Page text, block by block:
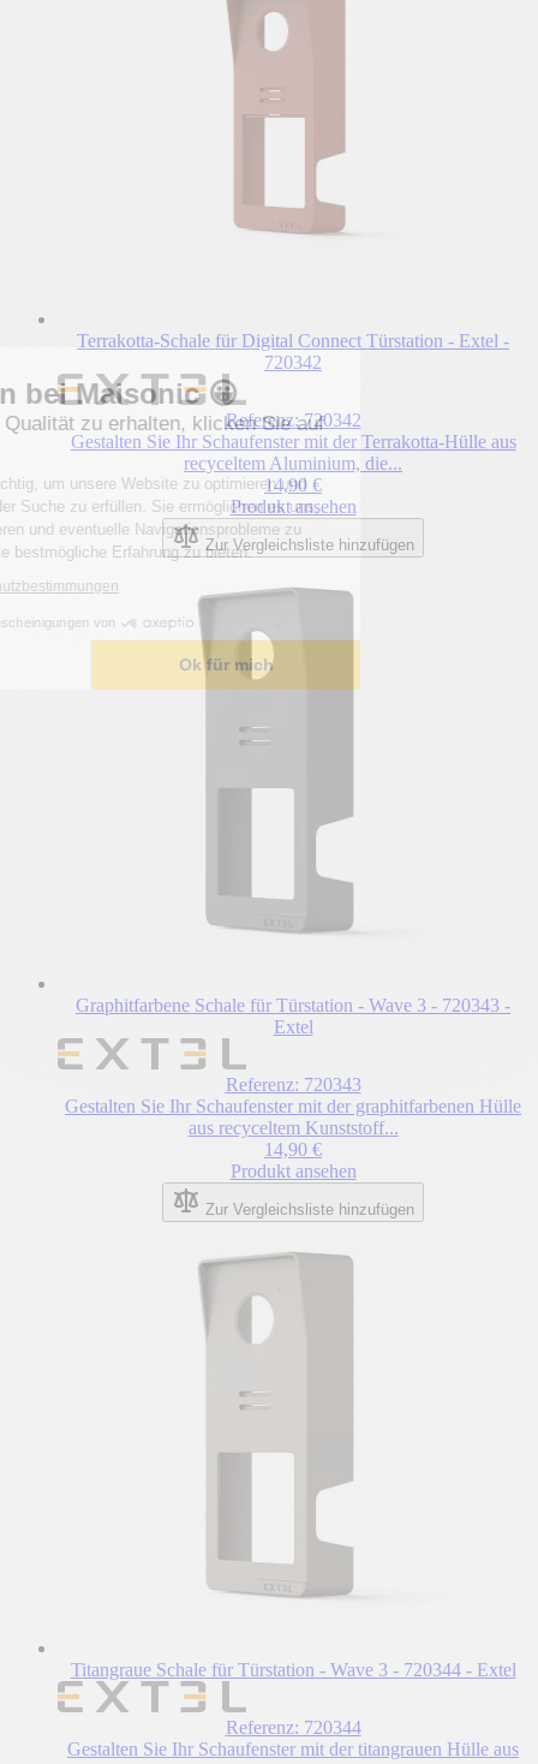
Terrakotta-Schale für Digital Connect Türstation - Extel -
720342
Referenz: 720342
Gestalten Sie Ihr Schaufenster mit der Terrakotta-Hülle aus
recyceltem Aluminium, die...
14,90 €
Produkt ansehen
Zur Vergleichsliste hinzufügen
Graphitfarbene Schale für Türstation - Wave 3 - 720343 -
Extel
Referenz: 720343
Gestalten Sie Ihr Schaufenster mit der graphitfarbenen Hülle
aus recyceltem Kunststoff...
14,90 €
Produkt ansehen
Zur Vergleichsliste hinzufügen
Titangraue Schale für Türstation - Wave 3 - 720344 - Extel
Referenz: 720344
Gestalten Sie Ihr Schaufenster mit der titangrauen Hülle aus
Willkommen bei Maisonic 😀
Um eine bessere Qualität zu erhalten, klicken Sie auf
„OK für mich“.
Diese Cookies sind wichtig, um unsere Website zu optimieren und
Ihre Erwartungen bei der Suche zu erfüllen. Sie ermöglichen es uns,
Inhalte zu personalisieren und eventuelle Navigationsprobleme zu
erkennen, um Ihnen die bestmögliche Erfahrung zu bieten.
Lesen Sie die Datenschutzbestimmungen
Bescheinigungen von